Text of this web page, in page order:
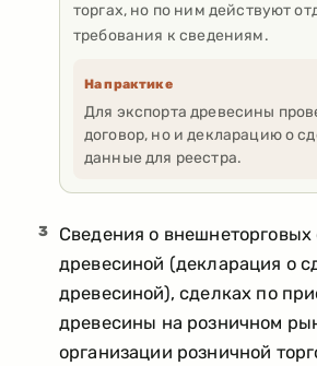
торгах, но по ним действуют
требования к сведениям.
На практике
Для экспорта древесины
договор, но и декларацию о
данные для реестра.
3
Сведения о внешнеторговых
древесиной (декларация о
древесиной), сделках по
древесины на розничном
организации розничной